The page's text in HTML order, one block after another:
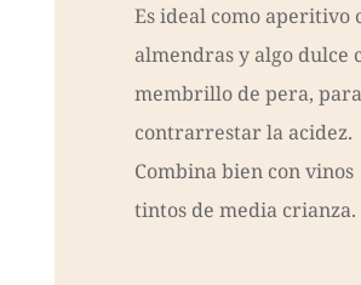
Es ideal como aperitivo
almendras y algo dulce
membrillo de pera, para
contrarrestar la acidez.
Combina bien con vinos
tintos de media crianza.